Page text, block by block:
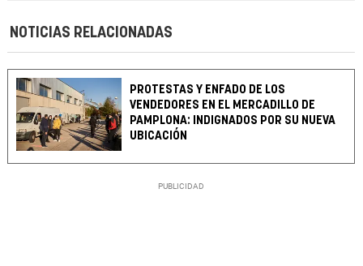
NOTICIAS RELACIONADAS
PROTESTAS Y ENFADO DE LOS
VENDEDORES EN EL MERCADILLO DE
PAMPLONA: INDIGNADOS POR SU NUEVA
UBICACIÓN